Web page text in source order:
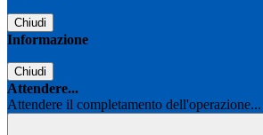
Chiudi
Informazione
Chiudi
Attendere...
Attendere il completamento dell'operazione...